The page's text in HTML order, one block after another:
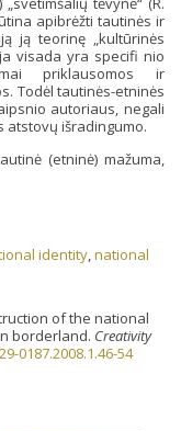
apibrėžti tautinės ir
ją teorinę „kultūrinės
visada yra specifi nio
priklausomos ir
Todėl tautinės-etninės
autoriaus, negali
atstovų išradingumo.
(etninė) mažuma,
identity,national
of the national
borderland. Creativity
0187.2008.1.46-54